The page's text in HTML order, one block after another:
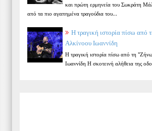
και πρώτη ερμηνεία του Σωκράτη
από τα πιο αγαπημένα τραγούδια του...
Η τραγική ιστορία πίσω από
Αλκίνοου Ιωαννίδη
Η τραγική ιστορία πίσω από τη
Ιωαννίδη Η σκοτεινή αλήθεια της